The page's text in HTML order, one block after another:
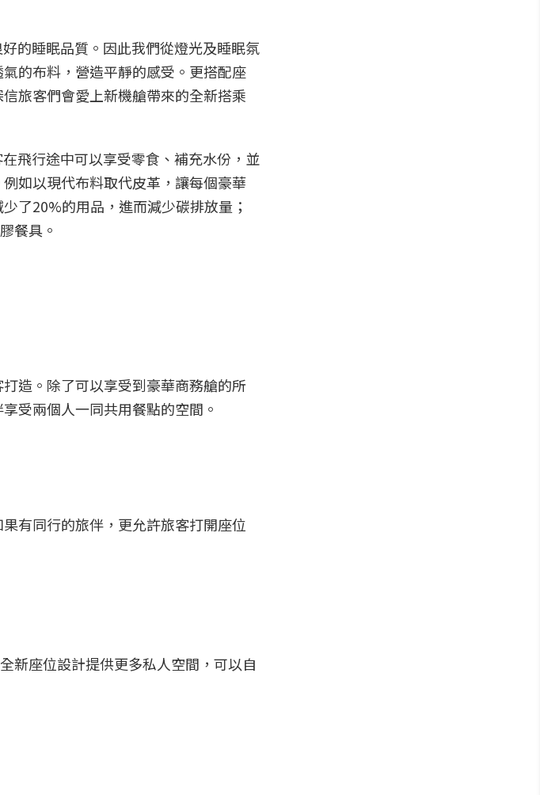
的睡眠品質。因此我們從燈光及睡眠氛
的布料，營造平靜的感受。更搭配座
旅客們會愛上新機艙帶來的全新搭乘
飛行途中可以享受零食、補充水份，並
如以現代布料取代皮革，讓每個豪華
了20%的用品，進而減少碳排放量；
餐具。
造。除了可以享受到豪華商務艙的所
受兩個人一同共用餐點的空間。
有同行的旅伴，更允許旅客打開座位
新座位設計提供更多私人空間，可以自